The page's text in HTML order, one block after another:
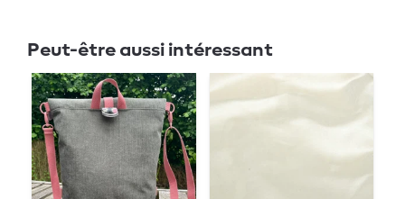
Peut-être aussi intéressant